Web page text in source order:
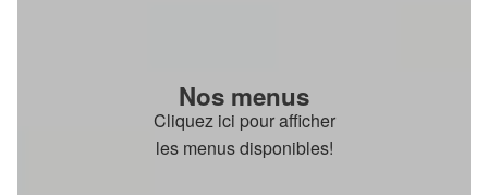
Nos menus
Cliquez ici pour afficher
les menus disponibles!